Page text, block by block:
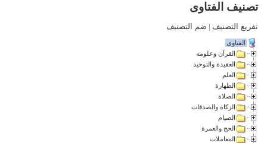
تصنيف الفتاوى
تفريع التصنيف | ضم التصنيف
الفتاوى
القرآن وعلومه
العقيدة والتوحيد
العلم
الطهارة
الصلاة
الزكاة والصدقات
الصيام
الحج والعمرة
المعاملات